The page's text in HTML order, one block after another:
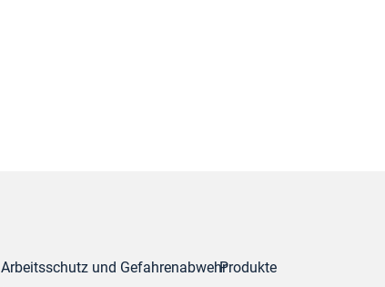
Arbeitsschutz und GefahrenabwehrProdukte